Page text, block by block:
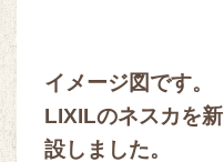
イメージ図です。
LIXILのネスカを新
設しました。